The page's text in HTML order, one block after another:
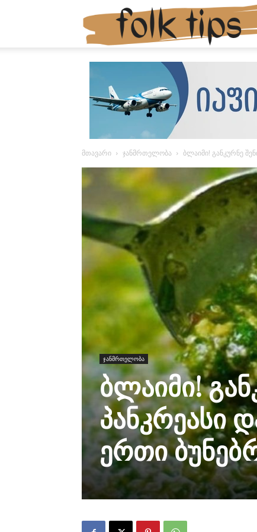
მთავარი ჯანმრთელობა ბლაიმი! განკურნე
ჯანმრთელობა
ბლაიმი!
ერთი